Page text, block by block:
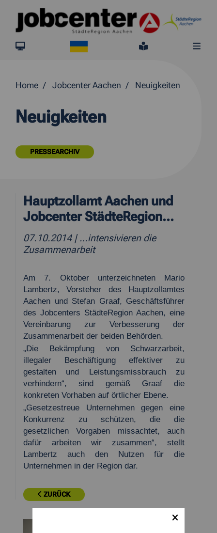
Springe direkt zum Inhalt
jobcenter.digital
Leichte
Home Jobcenter Aachen Neuigkeiten
Neuigkeiten
PRESSEARCHIV
Hauptzollamt Aachen und
Jobcenter StädteRegion…
07.10.2014 | …intensivieren die
Zusammenarbeit
Am 7. Oktober unterzeichneten Mario
Lambertz, Vorsteher des Hauptzollamtes
Aachen und Stefan Graaf, Geschäftsführer
des Jobcenters StädteRegion Aachen, eine
Vereinbarung zur Verbesserung der
Zusammenarbeit der beiden Behörden.
„Die Bekämpfung von Schwarzarbeit,
illegaler Beschäftigung effektiver zu
gestalten und Leistungsmissbrauch zu
verhindern“, sind gemäß Graaf die
konkreten Vorhaben auf örtlicher Ebene.
„Gesetzestreue Unternehmen gegen eine
Konkurrenz zu schützen, die die
gesetzlichen Vorgaben missachtet, auch
dafür arbeiten wir zusammen“, stellt
Lambertz auch den Nutzen für die
Unternehmen in der Region dar.
ZURÜCK